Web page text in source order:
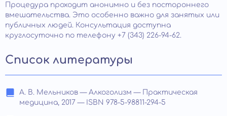
Процедура проходит анонимно и без постороннего
вмешательства. Это особенно важно для занятых или
публичных людей. Консультация доступна
круглосуточно по телефону +7 (343) 226-94-62.
Список литературы
А. В. Мельников — Алкоголизм — Практическая
медицина, 2017 — ISBN 978-5-98811-294-5